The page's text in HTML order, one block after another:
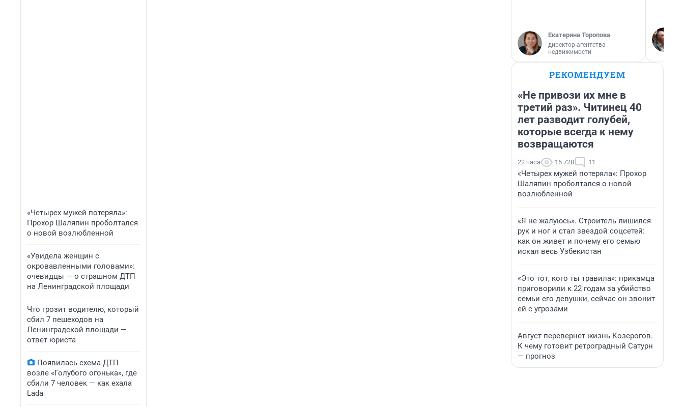
«Четырех мужей потеряла»:
Прохор Шаляпин проболтался
о новой возлюбленной
«Увидела женщин с
окровавленными головами»:
очевидцы — о страшном ДТП
на Ленинградской площади
Что грозит водителю, который
сбил 7 пешеходов на
Ленинградской площади —
ответ юриста
Появилась схема ДТП
возле «Голубого огонька», где
сбили 7 человек — как ехала
Lada
Екатерина Торопова
директор агентства
недвижимости
РЕКОМЕНДУЕМ
«Не привози их мне в
третий раз». Читинец 40
лет разводит голубей,
которые всегда к нему
возвращаются
22 часа 15 728 11
«Четырех мужей потеряла»: Прохор
Шаляпин проболтался о новой
возлюбленной
«Я не жалуюсь». Строитель лишился
рук и ног и стал звездой соцсетей:
как он живет и почему его семью
искал весь Узбекистан
«Это тот, кого ты травила»: прикамца
приговорили к 22 годам за убийство
семьи его девушки, сейчас он звонит
ей с угрозами
Август перевернет жизнь Козерогов.
К чему готовит ретроградный Сатурн
— прогноз